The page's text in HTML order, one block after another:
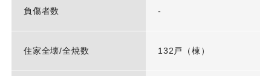
負傷者数 -
住家全壊/全焼数 132戸（棟）